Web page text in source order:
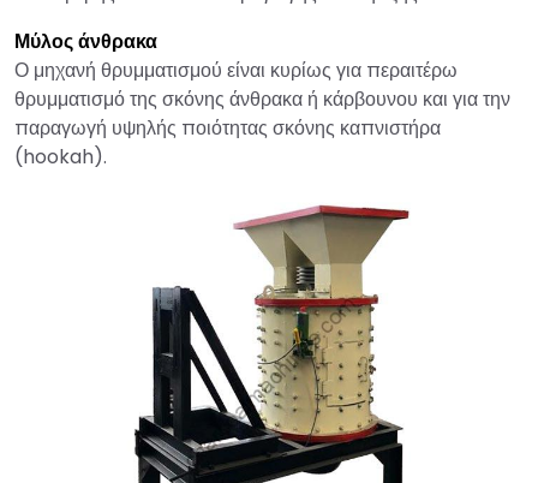
Μύλος άνθρακα
Ο μηχανή θρυμματισμού είναι κυρίως για περαιτέρω
θρυμματισμό της σκόνης άνθρακα ή κάρβουνου και για την
παραγωγή υψηλής ποιότητας σκόνης καπνιστήρα
(hookah).